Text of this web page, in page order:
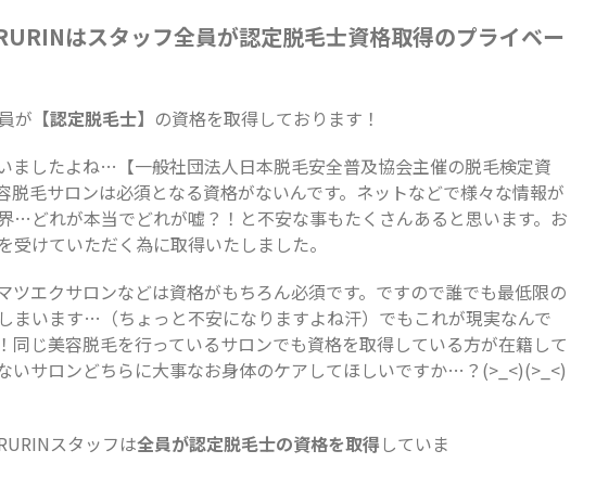
はスタッフ全員が認定脱毛士資格取得のプライベー
が 【認定脱毛士】 の資格を取得しております！
ましたよね…【一般社団法人日本脱毛安全普及協会主催の脱毛検定資
脱毛サロンは必須となる資格がないんです。ネットなどで様々な情報が
…どれが本当でどれが嘘？！と不安な事もたくさんあると思います。お
受けていただく為に取得いたしました。
ツエクサロンなどは資格がもちろん必須です。ですので誰でも最低限の
まいます…（ちょっと不安になりますよね汗）でもこれが現実なんで
じ美容脱毛を行っているサロンでも資格を取得している方が在籍して
いサロンどちらに大事なお身体のケアしてほしいですか…？(>_<)(>_<)
スタッフは全員が認定脱毛士の資格を取得 していま